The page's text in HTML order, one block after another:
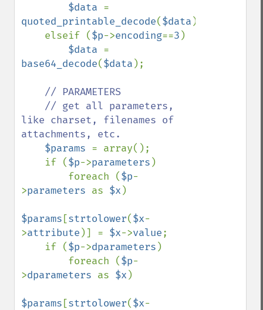
$data
quoted_printable_decode($data );
    elseif (
$p->encoding==3 )
$data
base64_decode($data );
// PARAMETERS
like charset, filenames of
attachments, etc.
$params = array();
    if (
$p->parameters )
        foreach (
$p-
>parameters as $x )
$params [strtolower($x-
>attribute )] = $x->value;
    if (
$p->dparameters )
        foreach (
$p-
>dparameters as $x )
$params [strtolower($x-